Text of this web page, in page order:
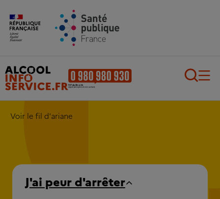
Aller au contenu principal
Voir le fil d'ariane
J'ai peur d'arrêter